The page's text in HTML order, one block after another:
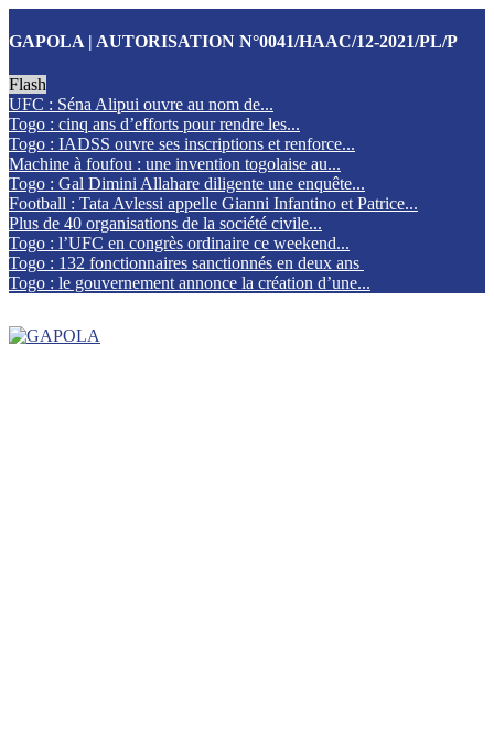
GAPOLA | AUTORISATION N°0041/HAAC/12-2021/PL/P
Flash
UFC : Séna Alipui ouvre au nom de...
Togo : cinq ans d’efforts pour rendre les...
Togo : IADSS ouvre ses inscriptions et renforce...
Machine à foufou : une invention togolaise au...
Togo : Gal Dimini Allahare diligente une enquête...
Football : Tata Avlessi appelle Gianni Infantino et Patrice...
Plus de 40 organisations de la société civile...
Togo : l’UFC en congrès ordinaire ce weekend...
Togo : 132 fonctionnaires sanctionnés en deux ans
Togo : le gouvernement annonce la création d’une...